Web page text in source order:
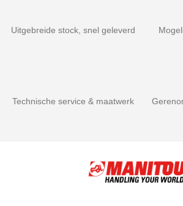
Uitgebreide stock, snel geleverd
Technische service & maatwerk